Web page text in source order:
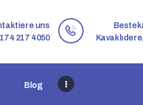
uns
217 4050
Blog
LÖSUNG